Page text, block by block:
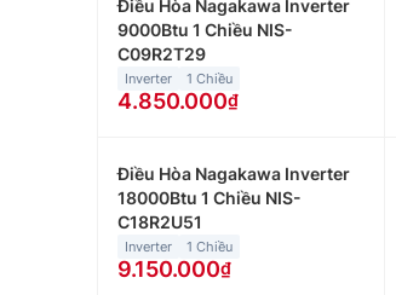
Điều Hòa Nagakawa Inverter
9000Btu 1 Chiều NIS-
C09R2T29
Inverter 1 Chiều
4.850.000
Điều Hòa Nagakawa Inverter
18000Btu 1 Chiều NIS-
C18R2U51
Inverter 1 Chiều
9.150.000